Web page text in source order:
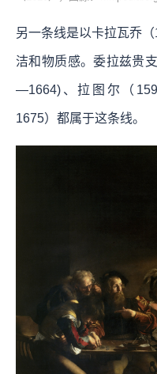
另一条线是以卡拉瓦乔
洁和物质感。委拉兹贵
—1664)、拉图尔（
1675）都属于这条线。